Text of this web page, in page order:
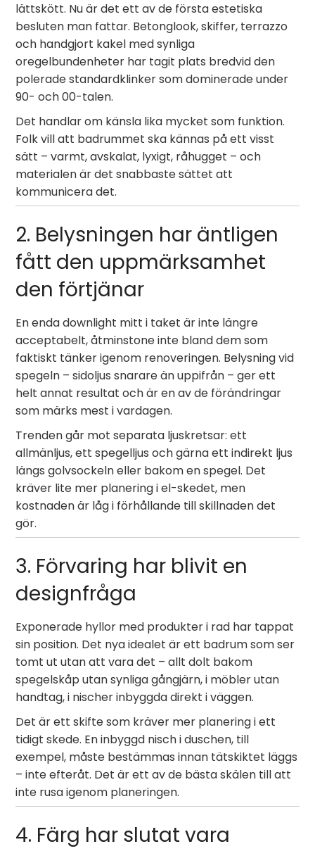
lättskött. Nu är det ett av de första estetiska
besluten man fattar. Betonglook, skiffer, terrazzo
och handgjort kakel med synliga
oregelbundenheter har tagit plats bredvid den
polerade standardklinker som dominerade under
90- och 00-talen.
Det handlar om känsla lika mycket som funktion.
Folk vill att badrummet ska kännas på ett visst
sätt – varmt, avskalat, lyxigt, råhugget – och
materialen är det snabbaste sättet att
kommunicera det.
2. Belysningen har äntligen
fått den uppmärksamhet
den förtjänar
En enda downlight mitt i taket är inte längre
acceptabelt, åtminstone inte bland dem som
faktiskt tänker igenom renoveringen. Belysning vid
spegeln – sidoljus snarare än uppifrån – ger ett
helt annat resultat och är en av de förändringar
som märks mest i vardagen.
Trenden går mot separata ljuskretsar: ett
allmänljus, ett spegelljus och gärna ett indirekt ljus
längs golvsockeln eller bakom en spegel. Det
kräver lite mer planering i el-skedet, men
kostnaden är låg i förhållande till skillnaden det
gör.
3. Förvaring har blivit en
designfråga
Exponerade hyllor med produkter i rad har tappat
sin position. Det nya idealet är ett badrum som ser
tomt ut utan att vara det – allt dolt bakom
spegelskåp utan synliga gångjärn, i möbler utan
handtag, i nischer inbyggda direkt i väggen.
Det är ett skifte som kräver mer planering i ett
tidigt skede. En inbyggd nisch i duschen, till
exempel, måste bestämmas innan tätskiktet läggs
– inte efteråt. Det är ett av de bästa skälen till att
inte rusa igenom planeringen.
4. Färg har slutat vara